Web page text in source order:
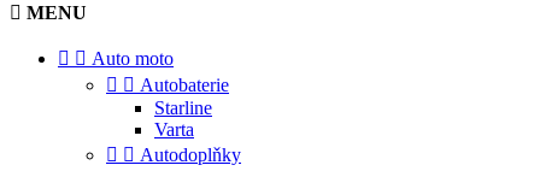
 MENU
  Auto moto
  Autobaterie
Starline
Varta
  Autodoplňky